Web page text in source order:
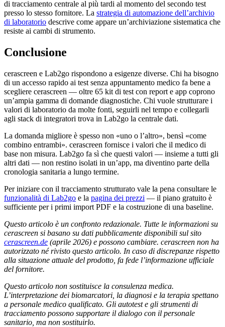
di tracciamento centrale al più tardi al momento del secondo test
presso lo stesso fornitore. La strategia di automazione dell’archivio
di laboratorio descrive come appare un’archiviazione sistematica che
resiste ai cambi di strumento.
Conclusione
cerascreen e Lab2go rispondono a esigenze diverse. Chi ha bisogno
di un accesso rapido ai test senza appuntamento medico fa bene a
scegliere cerascreen — oltre 65 kit di test con report e app coprono
un’ampia gamma di domande diagnostiche. Chi vuole strutturare i
valori di laboratorio da molte fonti, seguirli nel tempo e collegarli
agli stack di integratori trova in Lab2go la centrale dati.
La domanda migliore è spesso non «uno o l’altro», bensì «come
combino entrambi». cerascreen fornisce i valori che il medico di
base non misura. Lab2go fa sì che questi valori — insieme a tutti gli
altri dati — non restino isolati in un’app, ma diventino parte della
cronologia sanitaria a lungo termine.
Per iniziare con il tracciamento strutturato vale la pena consultare le
funzionalità di Lab2go e la pagina dei prezzi — il piano gratuito è
sufficiente per i primi import PDF e la costruzione di una baseline.
Questo articolo è un confronto redazionale. Tutte le informazioni su
cerascreen si basano su dati pubblicamente disponibili sul sito
cerascreen.de (aprile 2026) e possono cambiare. cerascreen non ha
autorizzato né rivisto questo articolo. In caso di discrepanze rispetto
alla situazione attuale del prodotto, fa fede l’informazione ufficiale
del fornitore.
Questo articolo non sostituisce la consulenza medica.
L’interpretazione dei biomarcatori, la diagnosi e la terapia spettano
a personale medico qualificato. Gli autotest e gli strumenti di
tracciamento possono supportare il dialogo con il personale
sanitario, ma non sostituirlo.